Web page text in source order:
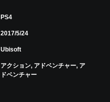
PS4
2017/5/24
Ubisoft
アクション, アドベンチャー, ア
ドベンチャー